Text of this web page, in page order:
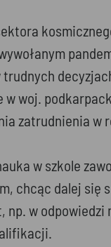
w woj.
zatrudnienia w
w szkole
chcąc dalej się
w